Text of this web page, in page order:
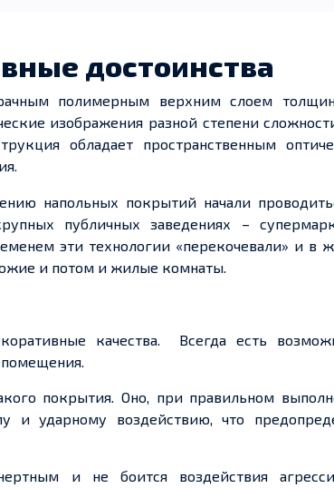
достоинства
полимерным верхним слоем
изображения разной степени
обладает пространственным
напольных покрытий начали
публичных заведениях –
эти технологии «перекочевали» и в
и потом и жилые комнаты.
качества.
Всегда есть
покрытия. Оно, при правильном
и ударному воздействию, что
и не боится воздействия